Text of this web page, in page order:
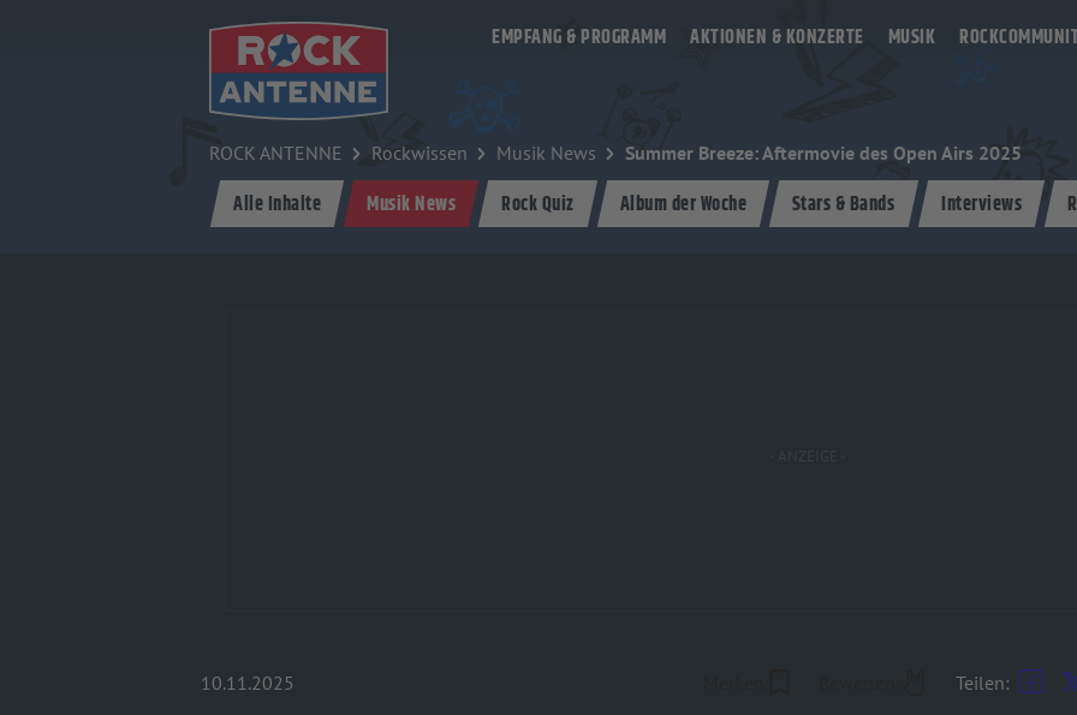
EMPFANG & PROGRAMM AKTIONEN & KONZERTE MUSIK
ROCK ANTENNE Rockwissen Musik News Summer Breeze: Aftermovie des Open Airs 2025
Alle Inhalte Musik News Rock Quiz Album der Woche Stars & Bands Interviews
10.11.2025 Teilen: